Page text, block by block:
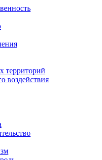
территорий
воздействия